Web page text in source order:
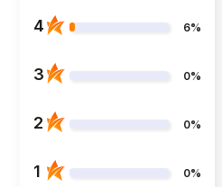
4 6%
3 0%
2 0%
1 0%